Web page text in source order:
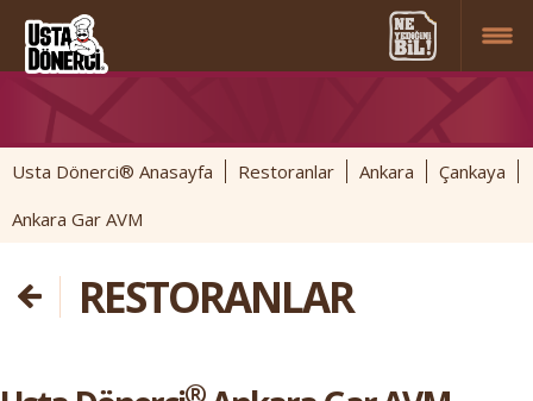
Usta Dönerci® Anasayfa Restoranlar Ankara
Çankaya
Ankara Gar AVM
RESTORANLAR